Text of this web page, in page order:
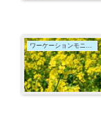
ワーケーションモニター